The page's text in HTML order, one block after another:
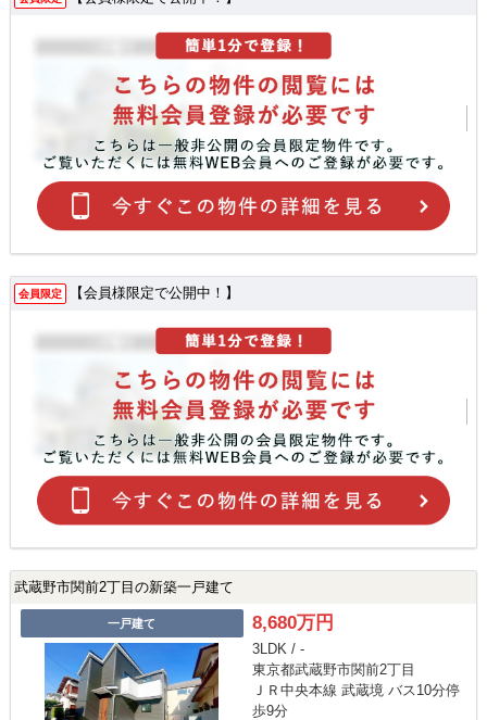
会員限定 【会員様限定で公開中！】
武蔵野市関前2丁目の新築一戸建て
一戸建て 8,680万円
3LDK / -
東京都武蔵野市関前2丁目
ＪＲ中央本線 武蔵境 バス10分停
歩9分